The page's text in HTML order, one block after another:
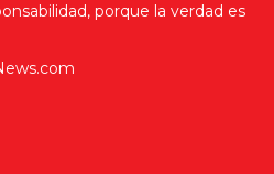
porque la verdad es